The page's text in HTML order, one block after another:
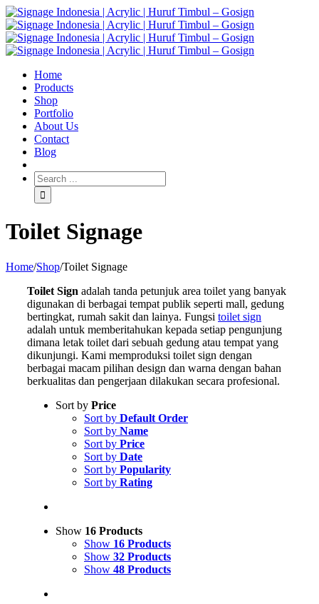
Home
Products
Shop
Portfolio
About Us
Contact
Blog
Toilet Signage
Home/Shop/Toilet Signage
Toilet Sign adalah tanda petunjuk area toilet yang banyak
digunakan di berbagai tempat publik seperti mall, gedung
bertingkat, rumah sakit dan lainya. Fungsi toilet sign
adalah untuk memberitahukan kepada setiap pengunjung
dimana letak toilet dari sebuah gedung atau tempat yang
dikunjungi. Kami memproduksi toilet sign dengan
berbagai macam pilihan design dan warna dengan bahan
berkualitas dan pengerjaan dilakukan secara profesional.
Sort by Price
Sort by Default Order
Sort by Name
Sort by Price
Sort by Date
Sort by Popularity
Sort by Rating
Show 16 Products
Show 16 Products
Show 32 Products
Show 48 Products